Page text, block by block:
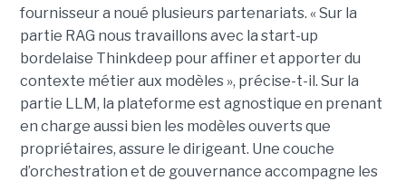
fournisseur a noué plusieurs partenariats. « Sur la
partie RAG nous travaillons avec la start-up
bordelaise Thinkdeep pour affiner et apporter du
contexte métier aux modèles », précise-t-il. Sur la
partie LLM, la plateforme est agnostique en prenant
en charge aussi bien les modèles ouverts que
propriétaires, assure le dirigeant. Une couche
d’orchestration et de gouvernance accompagne les